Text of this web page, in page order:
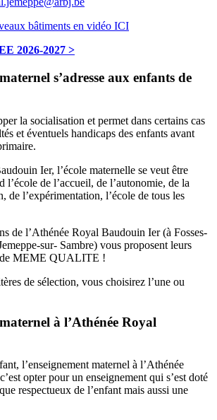
bâtiments en vidéo ICI
2026-2027 >
s’adresse aux enfants de
la socialisation et permet dans certains cas
et éventuels handicaps des enfants avant
Ier, l’école maternelle se veut être
l’école de l’accueil, de l’autonomie, de la
de l’expérimentation, l’école de tous les
de l’Athénée Royal Baudouin Ier (à Fosses-
sur- Sambre) vous proposent leurs
de MEME QUALITE !
de sélection, vous choisirez l’une ou
à l’Athénée Royal
l’enseignement maternel à l’Athénée
opter pour un enseignement qui s’est doté
respectueux de l’enfant mais aussi une